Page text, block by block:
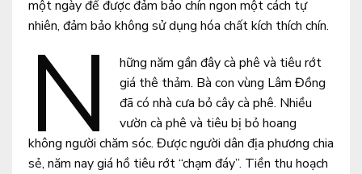
một ngày để được đảm bảo chín ngon một cách tự
nhiên, đảm bảo không sử dụng hóa chất kích thích chín.
N
hững năm gần đây cà phê và tiêu rớt
giá thê thảm. Bà con vùng Lâm Đồng
đã có nhà cưa bỏ cây cà phê. Nhiều
vườn cà phê và tiêu bị bỏ hoang
không người chăm sóc. Được người dân địa phương chia
sẻ, năm nay giá hồ tiêu rớt “chạm đáy”. Tiền thu hoạch